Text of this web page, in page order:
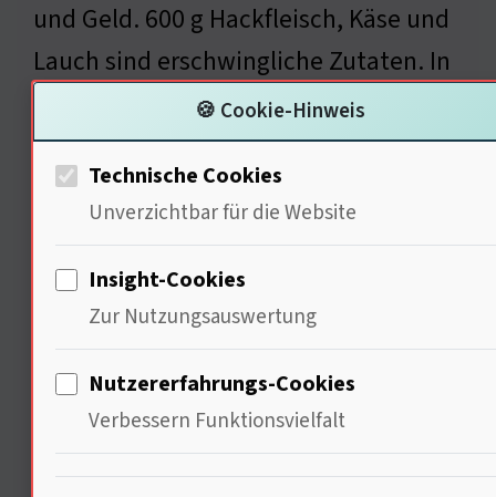
und Geld. 600 g Hackfleisch, Käse und
Lauch sind erschwingliche Zutaten. In
25 Minuten erhält man ein nahrhaftes
Gericht — Der wirtschaftliche Nutzen
dieser schnellen Rezepte ist enorm.
Sie ermöglichen es, in der Hektik des
Alltags kostengünstig zu kochen ( … )
Wie können wir wirtschaftliche
Aspekte beim Kochen noch besser
berücksichtigen?
🍪 Cookie-Hinweis
Technische Cookies
Unverzichtbar für die Website
Insight-Cookies
Zur Nutzungsauswertung
Nutzererfahrungs-Cookies
Verbessern Funktionsvielfalt